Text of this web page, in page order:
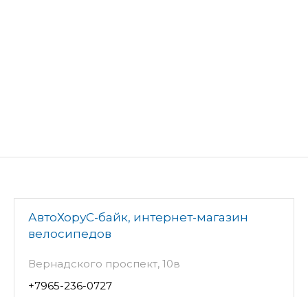
АвтоХоруС-байк, интернет-магазин
велосипедов
Вернадского проспект, 10в
+7965-236-0727